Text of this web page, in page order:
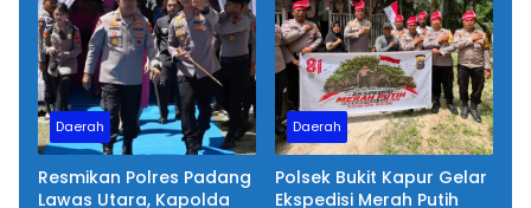
Daerah
Resmikan Polres Padang
Lawas Utara, Kapolda
Daerah
Polsek Bukit Kapur Gelar
Ekspedisi Merah Putih